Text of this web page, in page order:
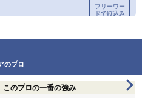
フリーワー
ドで絞込み
のプロ
このプロの一番の強み